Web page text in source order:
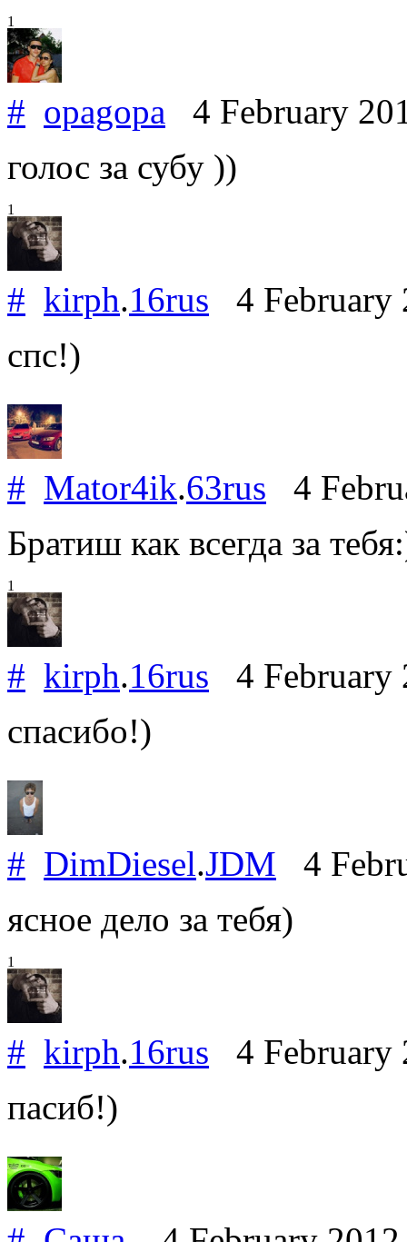
1
# opagopa 4 February
голос за субу ))
1
# kirph.16rus 4 February
спс!)
# Mator4ik.63rus 4
Братиш как всегда за
1
# kirph.16rus 4 February
спасибо!)
# DimDiesel.JDM 4
ясное дело за тебя)
1
# kirph.16rus 4 February
пасиб!)